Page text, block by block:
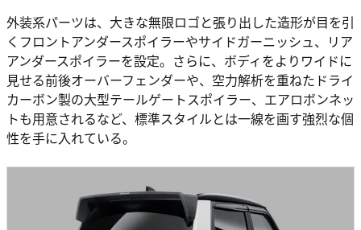
外装系パーツは、大きな無限ロゴと張り出した造形が目を引
くフロントアンダースポイラーやサイドガーニッシュ、リア
アンダースポイラーを設定。さらに、ボディをよりワイドに
見せる前後オーバーフェンダーや、空力解析を重ねたドライ
カーボン製の大型テールゲートスポイラー、エアロボンネッ
トも用意されるなど、標準スタイルとは一線を画す強烈な個
性を手に入れている。